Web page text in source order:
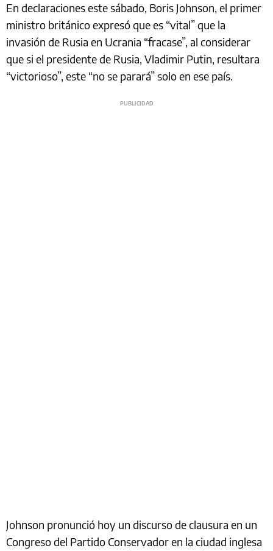
En declaraciones este sábado, Boris Johnson, el primer
ministro británico expresó que es “vital” que la
invasión de Rusia en Ucrania “fracase”, al considerar
que si el presidente de Rusia, Vladimir Putin, resultara
“victorioso”, este “no se parará” solo en ese país.
Johnson pronunció hoy un discurso de clausura en un
Congreso del Partido Conservador en la ciudad inglesa